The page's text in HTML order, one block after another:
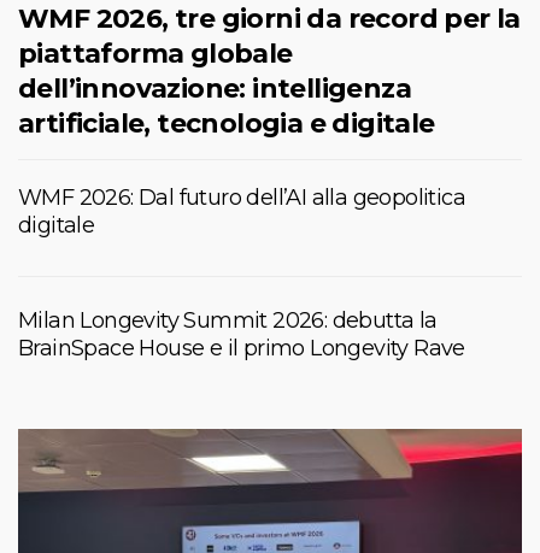
WMF 2026, tre giorni da record per la
piattaforma globale
dell’innovazione: intelligenza
artificiale, tecnologia e digitale
WMF 2026: Dal futuro dell’AI alla geopolitica
digitale
Milan Longevity Summit 2026: debutta la
BrainSpace House e il primo Longevity Rave